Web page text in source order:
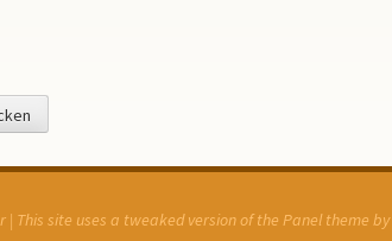
| This site uses a tweaked version of the Panel theme by